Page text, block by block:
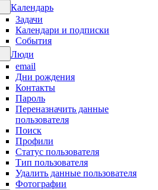
Календарь
Задачи
Календари и подписки
События
Люди
email
Дни рождения
Контакты
Пароль
Переназначить данные
пользователя
Поиск
Профили
Статус пользователя
Тип пользователя
Удалить данные пользователя
Фотографии